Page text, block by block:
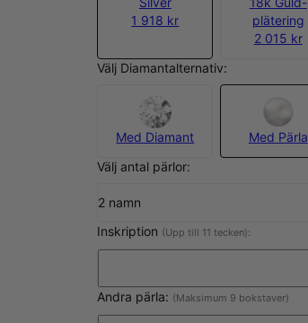
1 918 kr
plätering
2 015 kr
Välj Diamantalternativ:
Med Diamant
Med Pärla
Välj antal pärlor:
2 namn
Inskription (Upp till 11 tecken):
Andra pärla: (Maksimum 9 bokstaver)